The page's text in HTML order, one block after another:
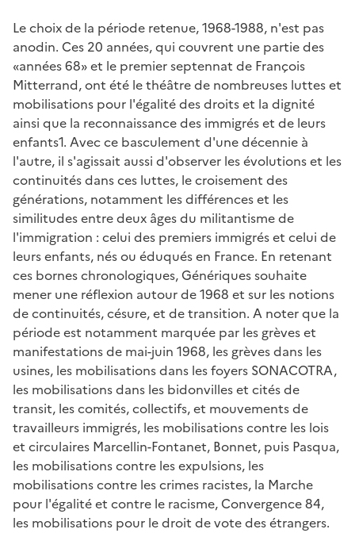
Le choix de la période retenue, 1968-1988, n'est pas
anodin. Ces 20 années, qui couvrent une partie des
«années 68» et le premier septennat de François
Mitterrand, ont été le théâtre de nombreuses luttes et
mobilisations pour l'égalité des droits et la dignité
ainsi que la reconnaissance des immigrés et de leurs
enfants1. Avec ce basculement d'une décennie à
l'autre, il s'agissait aussi d'observer les évolutions et les
continuités dans ces luttes, le croisement des
générations, notamment les différences et les
similitudes entre deux âges du militantisme de
l'immigration : celui des premiers immigrés et celui de
leurs enfants, nés ou éduqués en France. En retenant
ces bornes chronologiques, Génériques souhaite
mener une réflexion autour de 1968 et sur les notions
de continuités, césure, et de transition. A noter que la
période est notamment marquée par les grèves et
manifestations de mai-juin 1968, les grèves dans les
usines, les mobilisations dans les foyers SONACOTRA,
les mobilisations dans les bidonvilles et cités de
transit, les comités, collectifs, et mouvements de
travailleurs immigrés, les mobilisations contre les lois
et circulaires Marcellin-Fontanet, Bonnet, puis Pasqua,
les mobilisations contre les expulsions, les
mobilisations contre les crimes racistes, la Marche
pour l'égalité et contre le racisme, Convergence 84,
les mobilisations pour le droit de vote des étrangers.